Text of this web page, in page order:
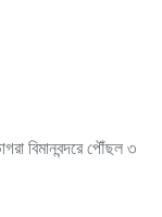
বিমানবন্দরে পৌঁছল ৩